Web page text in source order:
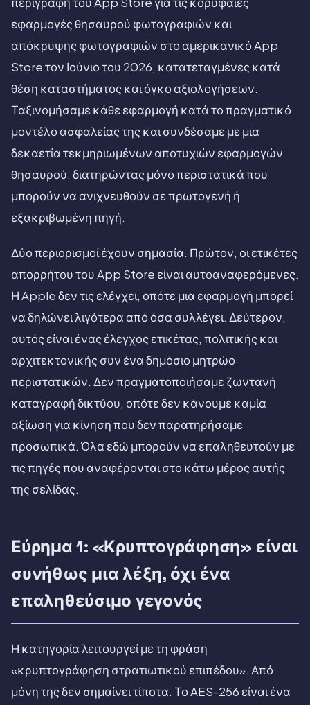
εφαρμογές θησαυρού φωτογραφιών και
απόκρυψης φωτογραφιών στο αμερικανικό App
Store τον Ιούνιο του 2026, κατατεταγμένες κατά
θέση καταστήματος και όγκο αξιολογήσεων.
Ταξινομήσαμε κάθε εφαρμογή κατά το πραγματικό
μοντέλο ασφαλείας της και συνδέσαμε με μια
δεκαετία τεκμηριωμένων αποτυχιών εφαρμογών
θησαυρού, διατηρώντας μόνο περιστατικά που
μπορούν να ανιχνευθούν σε πρωτογενή ή
εξακριβωμένη πηγή.
Δύο περιορισμοί έχουν σημασία. Πρώτον, οι ετικέτες
απορρήτου του App Store είναι αυτοαναφερόμενες.
Η Apple δεν τις ελέγχει, οπότε μια εφαρμογή μπορεί
να δηλώνει λιγότερα από όσα συλλέγει. Δεύτερον,
αυτός είναι ένας έλεγχος ετικέτας, πολιτικής και
αρχιτεκτονικής συν ένα δημόσιο μητρώο
περιστατικών. Δεν πραγματοποιήσαμε ζωντανή
καταγραφή δικτύου, οπότε δεν κάνουμε καμία
αξίωση για κίνηση που δεν παρατηρήσαμε
προσωπικά. Όλα εδώ μπορούν να επαληθευτούν με
τις πηγές που αναφέρονται στο κάτω μέρος αυτής
της σελίδας.
Εύρημα 1: «Κρυπτογράφηση» είναι
συνήθως μια λέξη, όχι ένα
επαληθεύσιμο γεγονός
Η κατηγορία λειτουργεί με τη φράση
«κρυπτογράφηση στρατιωτικού επιπέδου». Από
μόνη της δεν σημαίνει τίποτα. Το AES-256 είναι ένα